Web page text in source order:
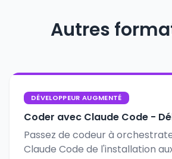
Autres
DÉVELOPPEUR AUGMENTÉ
Coder avec Claude Code -
Passez de codeur à
Claude Code de l'installation